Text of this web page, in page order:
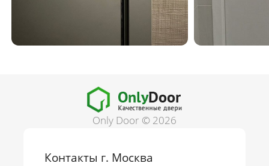
Only Door © 2026
Контакты г. Москва